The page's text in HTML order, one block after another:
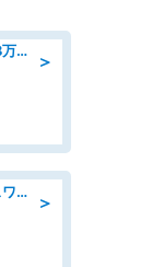
＞
検査/検品/ライン作業 軽作業で月収28万円可 センサー部品の箱詰め 日勤 土日休
＞
一般事務/兵庫県/総合職 労務 オフィスワークデビュー応援 電話・PC入力業務